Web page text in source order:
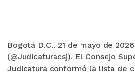
Bogotá D.C., 21 de mayo de 2026.
(@Judicaturacsj). El Consejo
Judicatura conformó la lista de